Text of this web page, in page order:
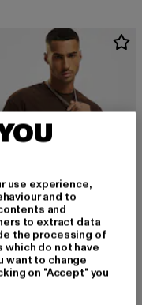
CLASSICS
use experience,
and to
and
to extract data
the processing of
which do not have
want to change
on "Accept" you